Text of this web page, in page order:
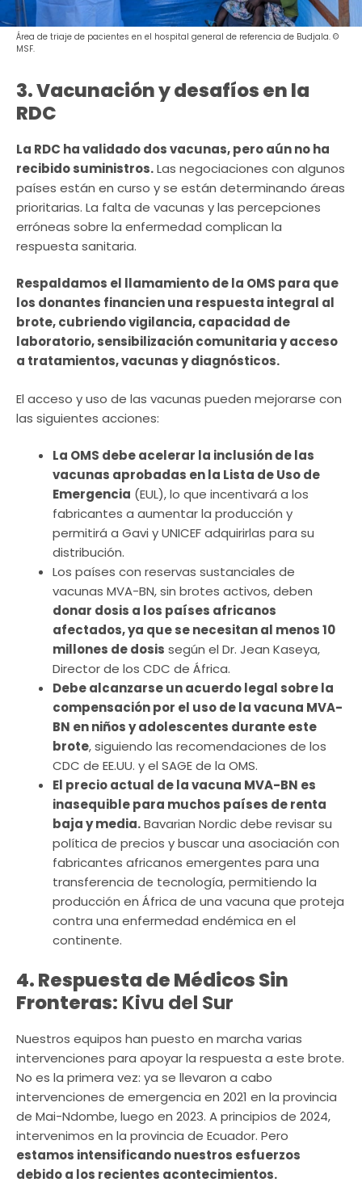
Área de triaje de pacientes en el hospital general de referencia de Budjala. ©
MSF.
3. Vacunación y desafíos en la
RDC
La RDC ha validado dos vacunas, pero aún no ha
recibido suministros.Las negociaciones con algunos
países están en curso y se están determinando áreas
prioritarias. La falta de vacunas y las percepciones
erróneas sobre la enfermedad complican la
respuesta sanitaria.
Respaldamos el llamamiento de la OMS para que
los donantes financien una respuesta integral al
brote, cubriendo vigilancia, capacidad de
laboratorio, sensibilización comunitaria y acceso
a tratamientos, vacunas y diagnósticos.
El acceso y uso de las vacunas pueden mejorarse con
las siguientes acciones:
La OMS debe acelerar la inclusión de las
vacunas aprobadas en la Lista de Uso de
Emergencia (EUL), lo que incentivará a los
fabricantes a aumentar la producción y
permitirá a Gavi y UNICEF adquirirlas para su
distribución.
Los países con reservas sustanciales de
vacunas MVA-BN, sin brotes activos, deben
donar dosis a los países africanos
afectados, ya que se necesitan al menos 10
millones de dosis según el Dr. Jean Kaseya,
Director de los CDC de África.
Debe alcanzarse un acuerdo legal sobre la
compensación por el uso de la vacuna MVA-
BN en niños y adolescentes durante este
brote, siguiendo las recomendaciones de los
CDC de EE.UU. y el SAGE de la OMS.
El precio actual de la vacuna MVA-BN es
inasequible para muchos países de renta
baja y media.Bavarian Nordic debe revisar su
política de precios y buscar una asociación con
fabricantes africanos emergentes para una
transferencia de tecnología, permitiendo la
producción en África de una vacuna que proteja
contra una enfermedad endémica en el
continente.
4. Respuesta de Médicos Sin
Fronteras: Kivu del Sur
Nuestros equipos han puesto en marcha varias
intervenciones para apoyar la respuesta a este brote.
No es la primera vez: ya se llevaron a cabo
intervenciones de emergencia en 2021 en la provincia
de Mai-Ndombe, luego en 2023. A principios de 2024,
intervenimos en la provincia de Ecuador. Pero
estamos intensificando nuestros esfuerzos
debido a los recientes acontecimientos.